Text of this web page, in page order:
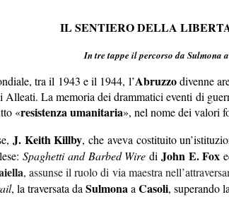
IL SENTIERO DELLA
In tre tappe il percorso da Sulmona
tra il 1943 e il 1944, l’Abruzzodivenne
La memoria dei drammatici eventi di
«resistenza umanitaria», nel nome dei valori
J. Keith Killby, che aveva costituito
Spaghetti and Barbed Wire di John E. Fox
, assunse il ruolo di via maestra
, la traversata da Sulmonaa Casoli, superando